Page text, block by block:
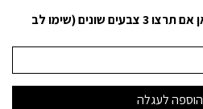
הערות נוספות? ניתן לרשום כאן אם תרצו 3 צבעים שונים (שימו לב
הוספה לעגלה